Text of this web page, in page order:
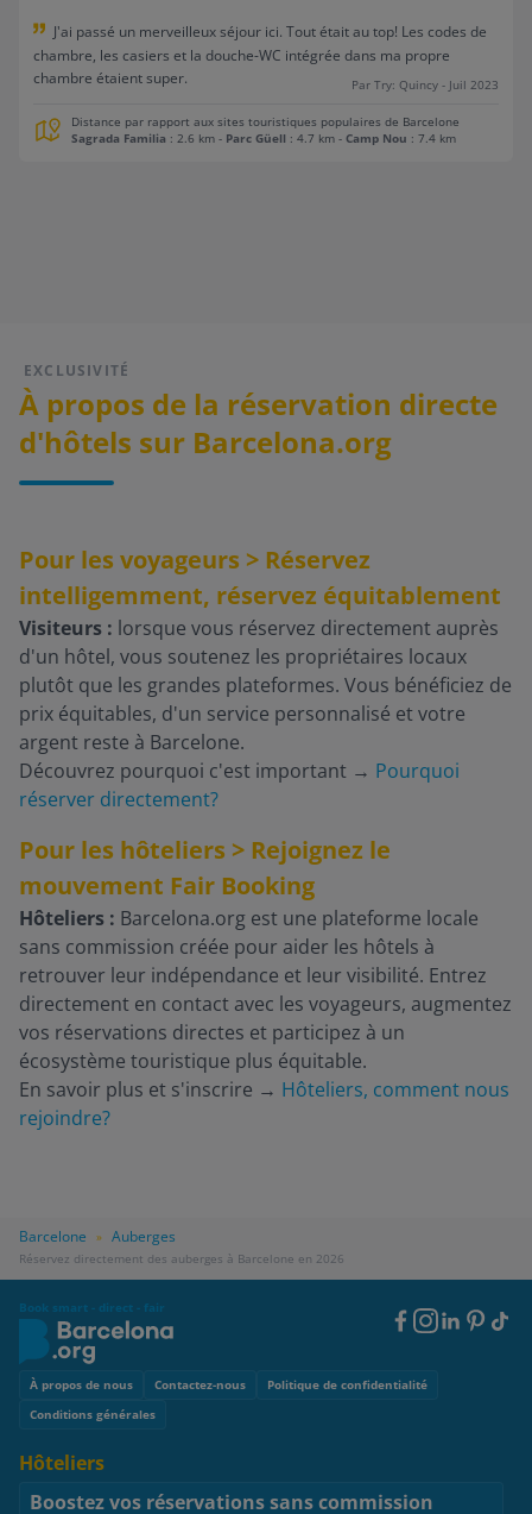
Barcelone » Auberges
Réservez directement des auberges à Barcelone en 2026
J'ai passé un merveilleux séjour ici. Tout était au top! Les codes de
chambre, les casiers et la douche-WC intégrée dans ma propre
chambre étaient super.
Par Try: Quincy - Juil 2023
Distance par rapport aux sites touristiques populaires de Barcelone
Sagrada Familia : 2.6 km - Parc Güell : 4.7 km - Camp Nou : 7.4 km
EXCLUSIVITÉ
À propos de la réservation directe
d'hôtels sur Barcelona.org
Pour les voyageurs > Réservez
intelligemment, réservez équitablement
Visiteurs : lorsque vous réservez directement auprès
d'un hôtel, vous soutenez les propriétaires locaux
plutôt que les grandes plateformes. Vous bénéficiez de
prix équitables, d'un service personnalisé et votre
argent reste à Barcelone.
Découvrez pourquoi c'est important → Pourquoi
réserver directement?
Pour les hôteliers > Rejoignez le
mouvement Fair Booking
Hôteliers : Barcelona.org est une plateforme locale
sans commission créée pour aider les hôtels à
retrouver leur indépendance et leur visibilité. Entrez
directement en contact avec les voyageurs, augmentez
vos réservations directes et participez à un
écosystème touristique plus équitable.
En savoir plus et s'inscrire → Hôteliers, comment nous
rejoindre?
Book smart - direct - fair
Footer
Social
Footer
À propos de nous Contactez-nous
Politique de confidentialité
Conditions générales
Hôteliers
Boostez vos réservations sans commission